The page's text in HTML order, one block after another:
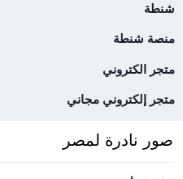
شنطة
منصة شنطة
متجر الكتروني
متجر إلكتروني مجاني
صور نادرة لمصر